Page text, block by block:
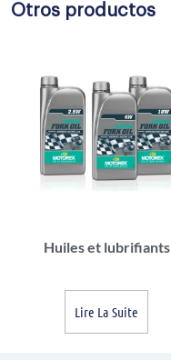
Otros productos
Huiles et lubrifiants
Lire La Suite